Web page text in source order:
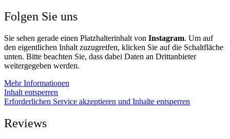
Folgen Sie uns
Sie sehen gerade einen Platzhalterinhalt von Instagram. Um auf
den eigentlichen Inhalt zuzugreifen, klicken Sie auf die Schaltfläche
unten. Bitte beachten Sie, dass dabei Daten an Drittanbieter
weitergegeben werden.
Mehr Informationen
Inhalt entsperren
Erforderlichen Service akzeptieren und Inhalte entsperren
Reviews